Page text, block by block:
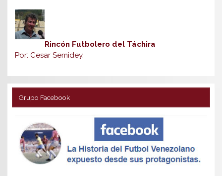
Rincón Futbolero del Táchira
Por: Cesar Semidey.
Grupo Facebook